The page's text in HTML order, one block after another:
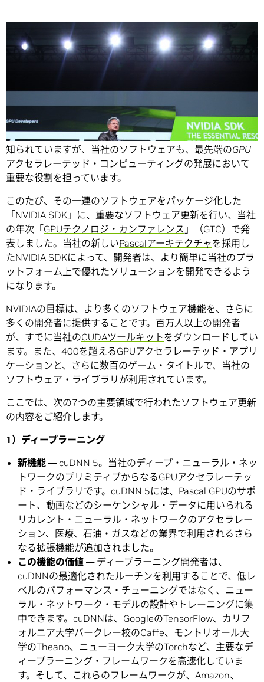
Share
NVIDIAはハードウェア・プラットフォームでもっともよく
知られていますが、当社のソフトウェアも、最先端のGPU
アクセラレーテッド・コンピューティングの発展において
重要な役割を担っています。
このたび、その一連のソフトウェアをパッケージ化した
「NVIDIA SDK 」に、重要なソフトウェア更新を行い、当社
の年次「GPUテクノロジ・カンファレンス 」（GTC）で発
表しました。当社の新しいPascalアーキテクチャを採用し
たNVIDIA SDKによって、開発者は、より簡単に当社のプラ
ットフォーム上で優れたソリューションを開発できるよう
になります。
NVIDIAの目標は、より多くのソフトウェア機能を、さらに
多くの開発者に提供することです。百万人以上の開発者
が、すでに当社のCUDAツールキットをダウンロードしてい
ます。また、400を超えるGPUアクセラレーテッド・アプリ
ケーションと、さらに数百のゲーム・タイトルで、当社の
ソフトウェア・ライブラリが利用されています。
ここでは、次の7つの主要領域で行われたソフトウェア更新
の内容をご紹介します。
1）ディープラーニング
新機能 — cuDNN 5。当社のディープ・ニューラル・ネッ
トワークのプリミティブからなるGPUアクセラレーテッ
ド・ライブラリです。cuDNN 5には、Pascal GPUのサポ
ート、動画などのシーケンシャル・データに用いられる
リカレント・ニューラル・ネットワークのアクセラレー
ション、医療、石油・ガスなどの業界で利用されるさら
なる拡張機能が追加されました。
この機能の価値 —ディープラーニング開発者は、
cuDNNの最適化されたルーチンを利用することで、低レ
ベルのパフォーマンス・チューニングではなく、ニュー
ラル・ネットワーク・モデルの設計やトレーニングに集
中できます。cuDNNは、GoogleのTensorFlow、カリフ
ォルニア大学バークレー校のCaffe、モントリオール大
学のTheano、ニューヨーク大学のTorchなど、主要なデ
ィープラーニング・フレームワークを高速化していま
す。そして、これらのフレームワークが、Amazon、